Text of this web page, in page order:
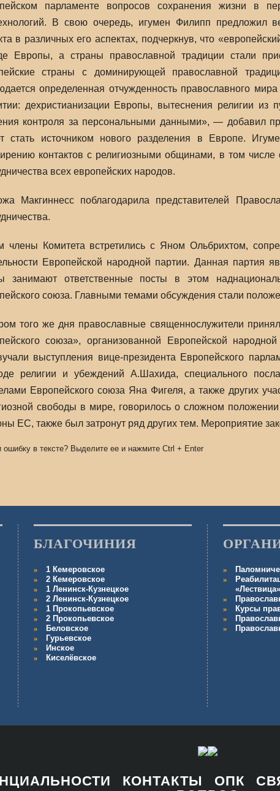
парламенте вопросов сохранения жизни в
В свою очередь, игумен Филипп предложил
в различных его аспектах, подчеркнув, что
Европы, а страны православной традиции стали
страны с доминирующей православной
определенная отчужденность православного
дехристианизации Европы, вытеснения религии из
контроля за персональными данными», ― добавил
стать источником нового разделения в Европе.
контактов с религиозными общинами, в том
всех европейских народов.
Макгиннесс поблагодарила представителей
члены Комитета встретились с Яном Ольбрихтом,
Европейской народной партии. Данная партия
занимают ответственные посты в этом
союза. Главными темами обсуждения стали
того же дня православные священнослужители
союза», организованной Европейской
выступления вице-президента Европейского
религии и убеждений А.Шахида, специального
Европейского союза Яна Фигеля, а также других
свободы в мире, говорилось о сложном
ЕС, также был затронут ряд других тем. Мероприятие
ошибку в тексте? Выделите ее и нажмите Ctrl + Enter
БЛАГОЧИНИЯ
1 Кемеровское
2 Кемеровское
1 Ленинск-Кузнецкое
2 Ленинск-Кузнецкое
1 Прокопьевское
2 Прокопьевское
Беловское
Гурьевское
Инское
Киселёвское
«Лествица»
Курсы
КОНТАКТЫ ОПК